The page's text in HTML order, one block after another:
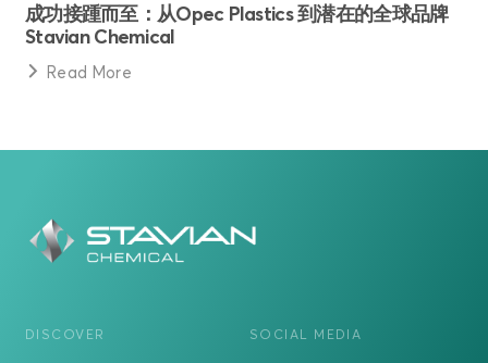
成功接踵而至：从Opec Plastics 到潜在的全球品牌
Stavian Chemical
Read More
DISCOVER SOCIAL MEDIA